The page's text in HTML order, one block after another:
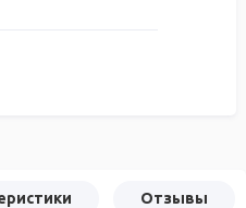
Отзывы